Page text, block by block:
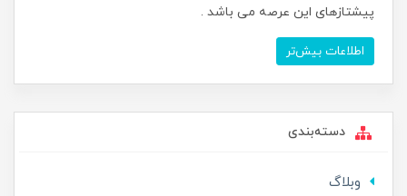
پیشتازهای این عرصه می باشد .
اطلاعات بیش‌تر
دسته‌بندی
وبلاگ